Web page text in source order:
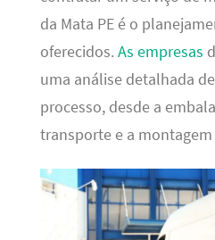
da Mata PE é o
oferecidos. As empresas
uma análise detalhada
processo, desde a
transporte e a